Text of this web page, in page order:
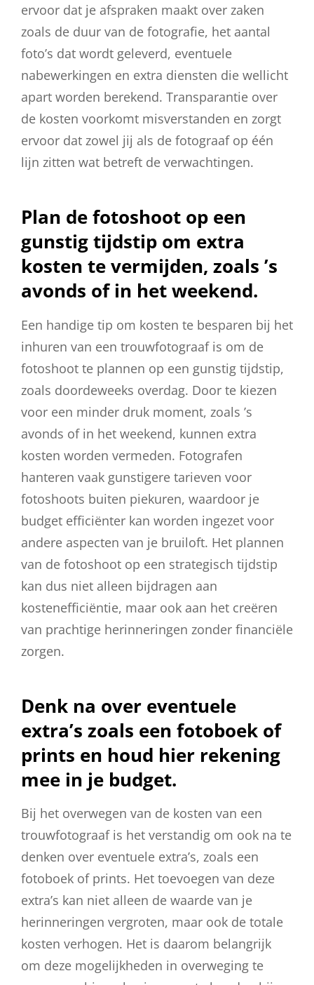
ervoor dat je afspraken maakt over zaken
zoals de duur van de fotografie, het aantal
foto’s dat wordt geleverd, eventuele
nabewerkingen en extra diensten die wellicht
apart worden berekend. Transparantie over
de kosten voorkomt misverstanden en zorgt
ervoor dat zowel jij als de fotograaf op één
lijn zitten wat betreft de verwachtingen.
Plan de fotoshoot op een
gunstig tijdstip om extra
kosten te vermijden, zoals ’s
avonds of in het weekend.
Een handige tip om kosten te besparen bij het
inhuren van een trouwfotograaf is om de
fotoshoot te plannen op een gunstig tijdstip,
zoals doordeweeks overdag. Door te kiezen
voor een minder druk moment, zoals ’s
avonds of in het weekend, kunnen extra
kosten worden vermeden. Fotografen
hanteren vaak gunstigere tarieven voor
fotoshoots buiten piekuren, waardoor je
budget efficiënter kan worden ingezet voor
andere aspecten van je bruiloft. Het plannen
van de fotoshoot op een strategisch tijdstip
kan dus niet alleen bijdragen aan
kostenefficiëntie, maar ook aan het creëren
van prachtige herinneringen zonder financiële
zorgen.
Denk na over eventuele
extra’s zoals een fotoboek of
prints en houd hier rekening
mee in je budget.
Bij het overwegen van de kosten van een
trouwfotograaf is het verstandig om ook na te
denken over eventuele extra’s, zoals een
fotoboek of prints. Het toevoegen van deze
extra’s kan niet alleen de waarde van je
herinneringen vergroten, maar ook de totale
kosten verhogen. Het is daarom belangrijk
om deze mogelijkheden in overweging te